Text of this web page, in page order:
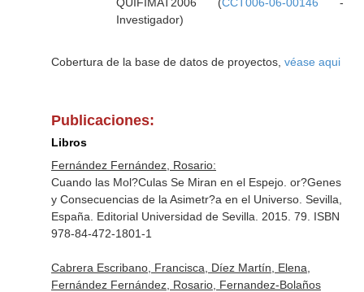
Investigador)
Cobertura de la base de datos de proyectos, véase aqui
Publicaciones:
Libros
Fernández Fernández, Rosario:
Cuando las Mol?Culas Se Miran en el Espejo. or?Genes
y Consecuencias de la Asimetr?a en el Universo. Sevilla,
España. Editorial Universidad de Sevilla. 2015. 79. ISBN
978-84-472-1801-1
Cabrera Escribano, Francisca, Díez Martín, Elena,
Fernández Fernández, Rosario, Fernandez-Bolaños